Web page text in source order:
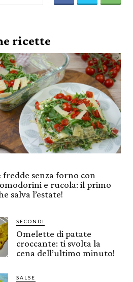
ricette
fredde senza forno con
e rucola: il primo
salva l’estate!
SECONDI
Omelette di patate
croccante: ti svolta la
cena dell’ultimo minuto!
SALSE